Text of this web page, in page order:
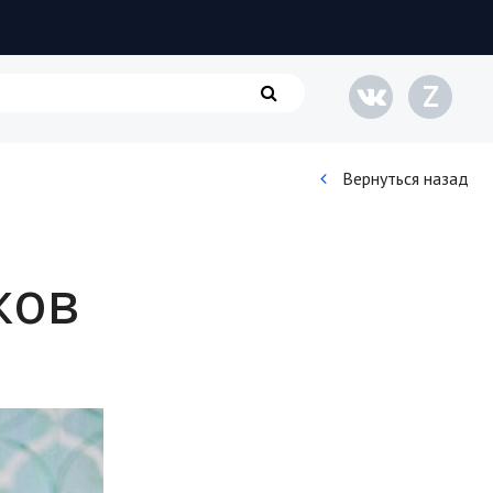
Домашние животные
Строительство
Культура и общество
Z
Вернуться назад